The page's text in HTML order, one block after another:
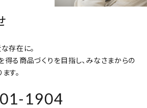
存在に。
得る商品づくりを目指し、みなさまからの
す。
1904